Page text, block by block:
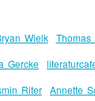
Wielk Thomas
Gercke
Riter Annette